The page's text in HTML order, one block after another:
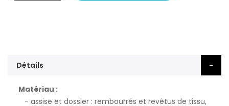
Détails
Matériau :
- assise et dossier : rembourrés et revêtus de tissu,